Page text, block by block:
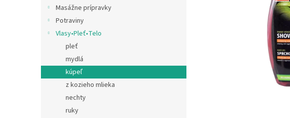
Masážne prípravky
Potraviny
Vlasy•Pleť•Telo
pleť
mydlá
kúpeľ
z kozieho mlieka
nechty
ruky